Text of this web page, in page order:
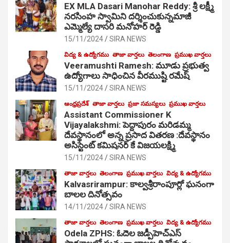
EX MLA Dasari Manohar Reddy: శ్రీ లక్ష్మీ
నరసింహ స్వామిని దర్శించుకున్నమాజీ
ఎమ్మెల్యే దాసరి మనోహర్ రెడ్డి
15/11/2024 SIRA NEWS
విద్య & ఉద్యోగము తాజా వార్తలు తెలంగాణ ప్రముఖ వార్తలు
Veeramushti Ramesh: మూడు ప్రభుత్వ
ఉద్యోగాలు సాధించిన వీరముష్టి రమేష్
15/11/2024 SIRA NEWS
ఆంధ్రప్రదేశ్ తాజా వార్తలు ప్రజా సమస్యలు ప్రముఖ వార్తలు
Assistant Commissioner K
Vijayalakshmi: పెద్దాపురం మరిడమ్మ
దేవస్థానంలో అన్న ప్రసాద వితరణ :దేవస్థానం
అసిస్టెంట్ కమిషనర్ కే విజయలక్ష్మి
15/11/2024 SIRA NEWS
తాజా వార్తలు తెలంగాణ ప్రముఖ వార్తలు విద్య & ఉద్యోగము
Kalvasrirampur: కాల్వశ్రీరాంపూర్లో ఘనంగా
బాలల దినోత్సవం
14/11/2024 SIRA NEWS
తాజా వార్తలు తెలంగాణ ప్రముఖ వార్తలు విద్య & ఉద్యోగము
Odela ZPHS: ఓదెల జ‌డ్పీహెచ్ఎస్